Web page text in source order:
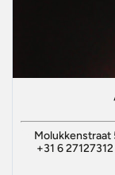
Molukkenstraat
+31 6 27127312